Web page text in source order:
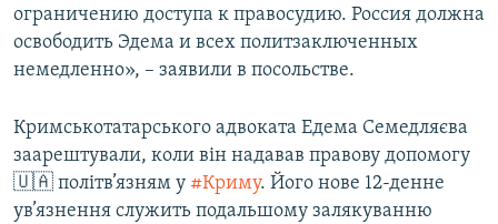
ограничению доступа к правосудию. Россия должна
освободить Эдема и всех политзаключенных
немедленно», – заявили в посольстве.
Кримськотатарського адвоката Едема Семедляєва
заарештували, коли він надавав правову допомогу
🇺🇦 політв’язням у #Криму. Його нове 12-денне
ув’язнення служить подальшому залякуванню